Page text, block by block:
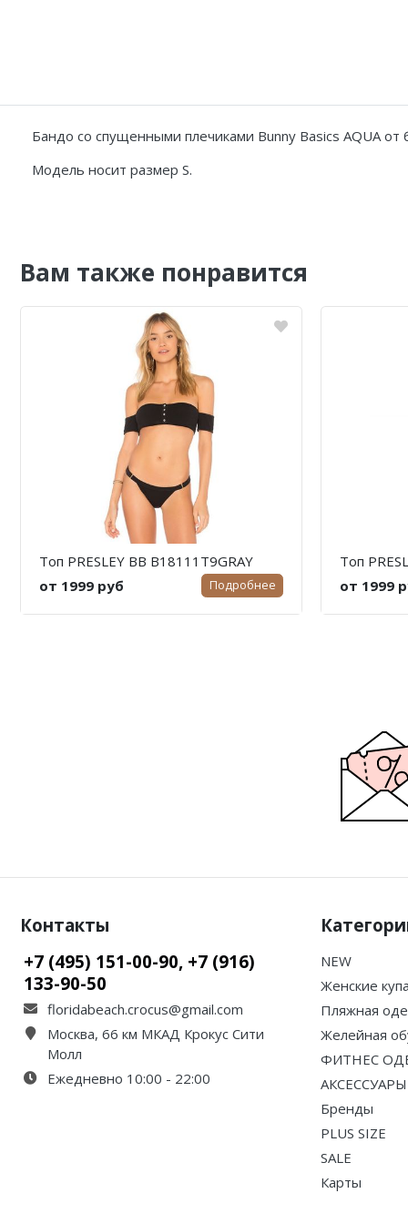
Бандо со спущенными плечиками Bunny Basics AQUA
Модель носит размер S.
Вам также понравится
Топ PRESLEY BB B18111T9GRAY
от 1999 руб
Подробнее
Топ
от 1999
Контакты
+7 (495) 151-00-90, +7 (916)
133-90-50
floridabeach.crocus@gmail.com
Москва, 66 км МКАД Крокус Сити
Молл
Ежедневно 10:00 - 22:00
NEW
Женские
Пляжная
Желейная
ФИТНЕС
АКСЕССУАРЫ
Бренды
PLUS SIZE
SALE
Карты